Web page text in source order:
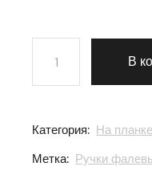
Количество
В
Категория: На планке
Метка: Ручки